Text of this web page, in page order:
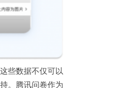
些数据不仅可以
。腾讯问卷作为